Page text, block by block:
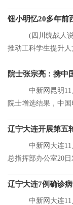
钮小明忆20多年前
(四川统战人说
推动工科学生提升
院士张宗亮：携中
中新网昆明11
院士增选结果，中
辽宁大连开展第五
中新网大连11
总指挥部办公室20
辽宁大连7例确诊
中新网大连11